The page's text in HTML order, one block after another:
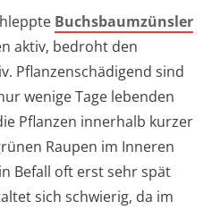
Buchsbaumzünsler
aktiv, bedroht den
Pflanzenschädigend sind
wenige Tage lebenden
Pflanzen innerhalb kurzer
Raupen im Inneren
Befall oft erst sehr spät
sich schwierig, da im